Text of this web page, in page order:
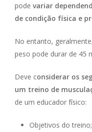
pode variar
de condição física e
No entanto,
peso pode durar de 45
Deve considerar os
um treino de
de um educador físico:
Objetivos do treino;